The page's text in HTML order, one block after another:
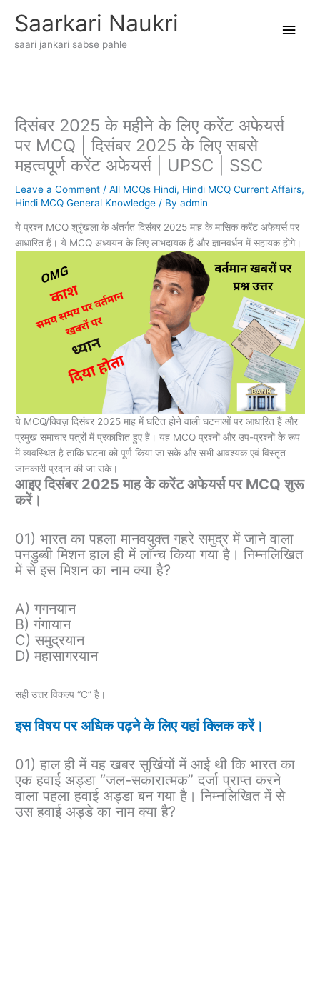
Saarkari Naukri
saari jankari sabse pahle
दिसंबर 2025 के महीने के लिए करेंट अफेयर्स
पर MCQ | दिसंबर 2025 के लिए सबसे
महत्वपूर्ण करेंट अफेयर्स | UPSC | SSC
Leave a Comment /All MCQs Hindi, Hindi MCQ Current Affairs,
Hindi MCQ General Knowledge / Byadmin
ये प्रश्न MCQ श्रृंखला के अंतर्गत दिसंबर 2025 माह के मासिक करेंट अफेयर्स पर
आधारित हैं। ये MCQ अध्ययन के लिए लाभदायक हैं और ज्ञानवर्धन में सहायक होंगे।
ये MCQ/क्विज़ दिसंबर 2025 माह में घटित होने वाली घटनाओं पर आधारित हैं और
प्रमुख समाचार पत्रों में प्रकाशित हुए हैं। यह MCQ प्रश्नों और उप-प्रश्नों के रूप
में व्यवस्थित है ताकि घटना को पूर्ण किया जा सके और सभी आवश्यक एवं विस्तृत
जानकारी प्रदान की जा सके।
आइए दिसंबर 2025 माह के करेंट अफेयर्स पर MCQ शुरू
करें।
01) भारत का पहला मानवयुक्त गहरे समुद्र में जाने वाला
पनडुब्बी मिशन हाल ही में लॉन्च किया गया है। निम्नलिखित
में से इस मिशन का नाम क्या है?
A) गगनयान
B) गंगायान
C) समुद्रयान
D) महासागरयान
सही उत्तर विकल्प “C” है।
इस विषय पर अधिक पढ़ने के लिए यहां क्लिक करें।
01) हाल ही में यह खबर सुर्खियों में आई थी कि भारत का
एक हवाई अड्डा “जल-सकारात्मक” दर्जा प्राप्त करने
वाला पहला हवाई अड्डा बन गया है। निम्नलिखित में से
उस हवाई अड्डे का नाम क्या है?